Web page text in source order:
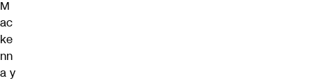
M
ac
ke
nn
a y